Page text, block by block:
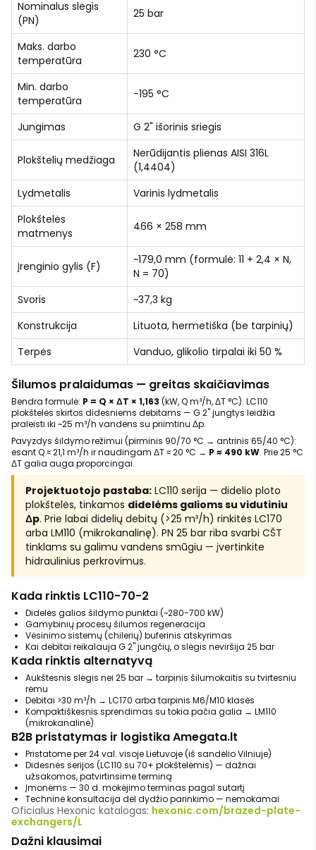
Nominalus slėgis
(PN)
25 bar
Maks. darbo
temperatūra
230 °C
Min. darbo
temperatūra
-195 °C
Jungimas G 2" išorinis sriegis
Plokštelių medžiaga
Nerūdijantis plienas AISI 316L
(1,4404)
Lydmetalis
Varinis lydmetalis
Plokštelės
matmenys
466 × 258 mm
Įrenginio gylis (F)
~179,0 mm (formulė: 11 + 2,4 × N,
N = 70)
Svoris
~37,3 kg
Konstrukcija
Lituota, hermetiška (be tarpinių)
Terpės
Vanduo, glikolio tirpalai iki 50 %
Šilumos pralaidumas — greitas skaičiavimas
Bendra formulė: P = Q × ΔT × 1,163 (kW, Q m³/h, ΔT °C). LC110
plokštelės skirtos didesniems debitams — G 2" jungtys leidžia
praleisti iki ~25 m³/h vandens su priimtinu Δp.
Pavyzdys šildymo režimui (pirminis 90/70 °C → antrinis 65/40 °C):
esant Q ≈ 21,1 m³/h ir naudingam ΔT ≈ 20 °C → P ≈ 490 kW. Prie 25 °C
ΔT galia auga proporcingai.
Projektuotojo pastaba: LC110 serija — didelio ploto
plokštelės, tinkamos didelėms galioms su vidutiniu
Δp. Prie labai didelių debitų (>25 m³/h) rinkitės LC170
arba LM110 (mikrokanalinę). PN 25 bar riba svarbi CŠT
tinklams su galimu vandens smūgiu — įvertinkite
hidraulinius perkrovimus.
Kada rinktis LC110-70-2
Didelės galios šildymo punktai (~280-700 kW)
Gamybinių procesų šilumos regeneracija
Vėsinimo sistemų (chilerių) buferinis atskyrimas
Kai debitai reikalauja G 2" jungčių, o slėgis neviršija 25 bar
Kada rinktis alternatyvą
Aukštesnis slėgis nei 25 bar → tarpinis šilumokaitis su tvirtesniu
rėmu
Debitai >30 m³/h → LC170 arba tarpinis M6/M10 klasės
Kompaktiškesnis sprendimas su tokia pačia galia → LM110
(mikrokanalinė)
B2B pristatymas ir logistika Amegata.lt
Pristatome per 24 val. visoje Lietuvoje (iš sandėlio Vilniuje)
Didesnės serijos (LC110 su 70+ plokštelėmis) — dažnai
užsakomos, patvirtinsime terminą
Įmonėms — 30 d. mokėjimo terminas pagal sutartį
Techninė konsultacija dėl dydžio parinkimo — nemokamai
Oficialus Hexonic katalogas: hexonic.com/brazed-plate-
exchangers/L
Dažni klausimai